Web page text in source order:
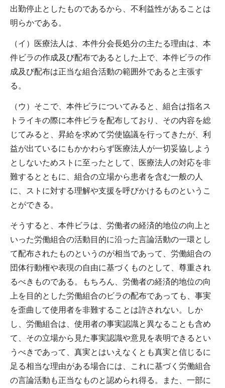
出勤停止としたものであるから、不利益性があることは
明らかである。
（イ）医療法人は、本件分会長処分の主たる理由は、本
件ビラの作成及び配布であるとした上で、本件ビラの作
成及び配布は正当な組合活動の範囲外であると主張す
る。
（ウ）そこで、本件ビラについてみると、組合は指名ス
トライキの際に本件ビラを配布しており、その内容を総
じてみると、昇給を求めて労使協議を行ってきたが、利
益が出ているにもかかわらず医療法人が一切妥協しよう
としないためストに至ったとして、医療法人の対応を非
難するとともに、組合の立場から患者を含む一般の人
に、ストに対する理解や支援を呼びかけるものというこ
とができる。
そうすると、本件ビラは、労働者の経済的地位の向上と
いった労働組合の活動目的に沿った言論活動の一環とし
て配布されたものというのが相当であって、労働組合の
団体行動権や表現の自由に基づくものとして、尊重され
るべきものである。もちろん、労働者の経済的地位の向
上を目的とした労働組合のビラの配布であっても、事実
を歪曲して使用者を非難することは許されない。しか
し、労働組合は、使用者の事実認識と異なることも含め
て、その立場から見た事実認識や意見を表明できるとい
うべきであって、真実とはいえなくとも真実と信じるに
足る相当な理由がある場合には、これに基づく労働組合
の言論活動も正当なものと認められ得る。また、一部に